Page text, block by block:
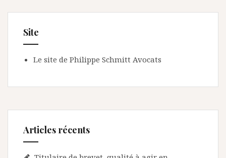
Site
Le site de Philippe Schmitt Avocats
Articles récents